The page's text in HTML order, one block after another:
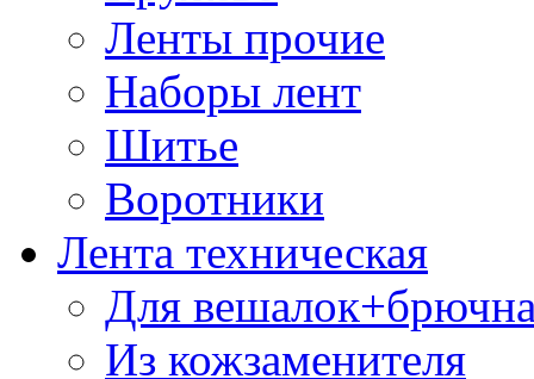
Ленты прочие
Наборы лент
Шитье
Воротники
Лента техническая
Для
Из кожзаменителя